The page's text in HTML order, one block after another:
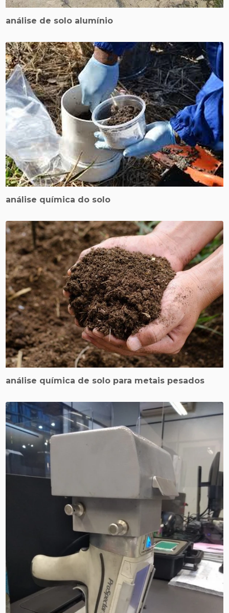
análise de solo alumínio
análise química do solo
análise química de solo para metais pesados